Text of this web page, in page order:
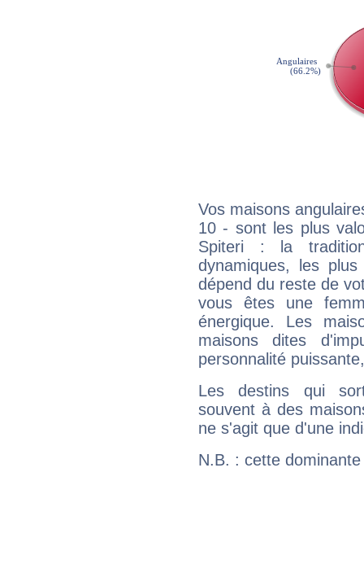
Vos maisons
10 - sont les plus
Spiteri : la
dynamiques, les
dépend du reste de
vous êtes une
énergique. Les
maisons dites
personnalité
Les destins qui
souvent à des
ne s'agit que d'une
N.B. : cette